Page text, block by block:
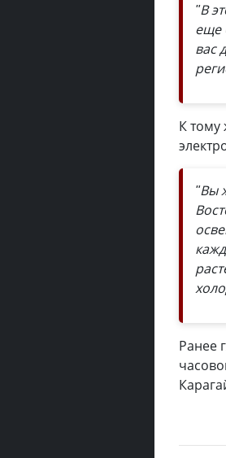
"В
еще
вас
К тому
"Вы
Ранее